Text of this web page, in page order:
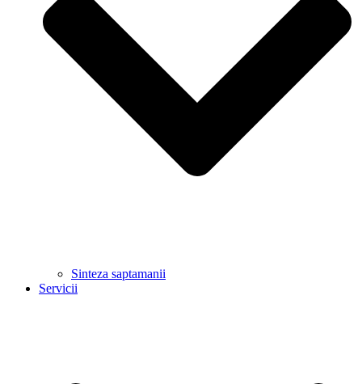
Sinteza saptamanii
Servicii